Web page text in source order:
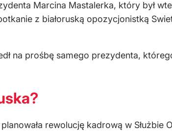
Marcina Mastalerka, który był
z białoruską opozycjonistką
na prośbę samego prezydenta,
rewolucję kadrową w Służbie